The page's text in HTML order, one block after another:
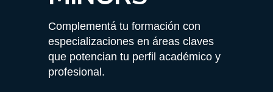
Complementá tu formación con
especializaciones en áreas claves
que potencian tu perfil académico y
profesional.